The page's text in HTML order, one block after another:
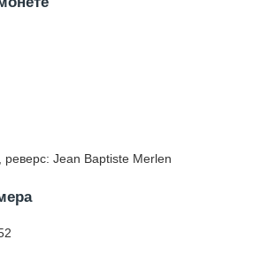
реверс: Jean Baptiste Merlen